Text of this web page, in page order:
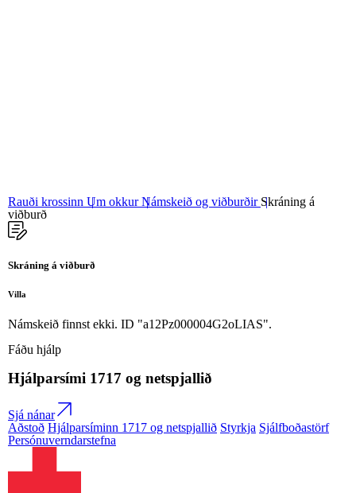
Rauði krossinn Um okkurNámskeið og viðburðir Skráning á
viðburð
Skráning á viðburð
Villa
Námskeið finnst ekki. ID "a12Pz000004G2oLIAS".
Fáðu hjálp
Hjálparsími 1717 og netspjallið
Sjá nánar
Aðstoð Hjálparsíminn 1717 og netspjallið Styrkja Sjálfboðastörf
Persónuverndarstefna